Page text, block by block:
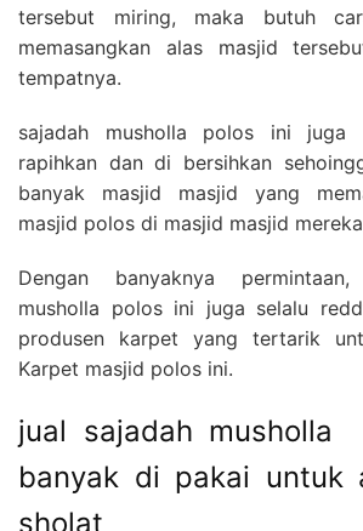
tersebut miring, maka butuh
memasangkan alas masjid
tempatnya.
sajadah musholla polos ini juga
rapihkan dan di bersihkan
banyak masjid masjid yang
masjid polos di masjid masjid
Dengan banyaknya
musholla polos ini juga selalu
produsen karpet yang tertarik
Karpet masjid polos ini.
jual sajadah musholla
banyak di pakai untuk
sholat